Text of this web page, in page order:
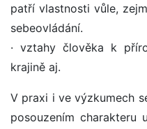
patří vlastnosti vůle,
sebeovládání.
· vztahy člověka k
krajině aj.
V praxi i ve výzkumech
posouzením charakteru